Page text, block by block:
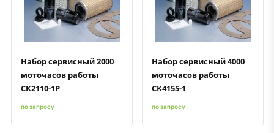
Быстрый просмотрДобавить к сравнению
Добавить в избранное
Набор сервисный 2000
моточасов работы
CK2110-1P
по запросу
Быстрый просмотрДобавить к сравнению
Добавить в избранное
Набор сервисный 4000
моточасов работы
CK4155-1
по запросу